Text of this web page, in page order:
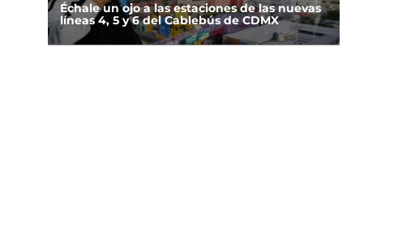
Échale un ojo a las estaciones de las nuevas
líneas 4, 5 y 6 del Cablebús de CDMX